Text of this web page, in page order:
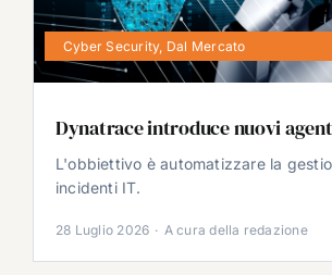
Cyber Security, Dal Mercato
Dynatrace introduce nuovi
L'obbiettivo è automatizzare la
incidenti IT.
28 Luglio 2026 · A cura della redazione